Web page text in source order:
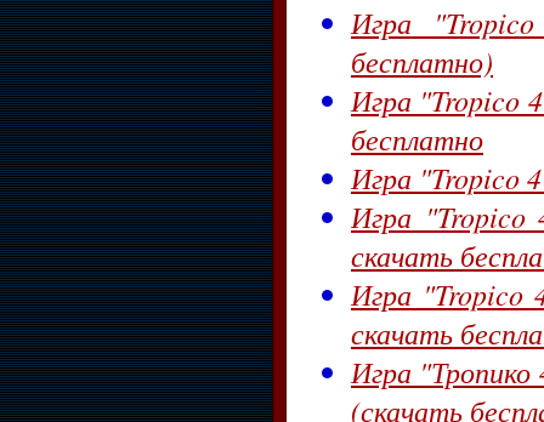
Игра
бесплатно)
Игра "Tropico
бесплатно
Игра "Tropico
Игра "Tropico
скачать
Игра "Tropico
скачать
Игра "Тропико
(скачать